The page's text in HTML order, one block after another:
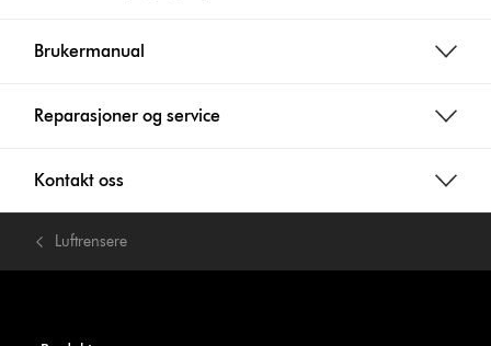
Brukermanual
Reparasjoner og service
Kontakt oss
Luftrensere